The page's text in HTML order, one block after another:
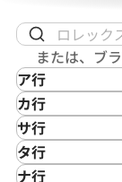
または、ブ
ア行
IKEPOD
アイクポッド
IWC
アイダブリュー
カ行
CASIO
カシオ
Cartier
サ行
Saint Laurent
サンローラン
タ行
TAG Heuer
ナ行